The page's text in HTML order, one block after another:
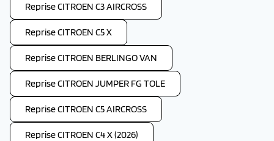
Reprise CITROEN C3 AIRCROSS
Reprise CITROEN C5 X
Reprise CITROEN BERLINGO VAN
Reprise CITROEN JUMPER FG TOLE
Reprise CITROEN C5 AIRCROSS
Reprise CITROEN C4 X (2026)